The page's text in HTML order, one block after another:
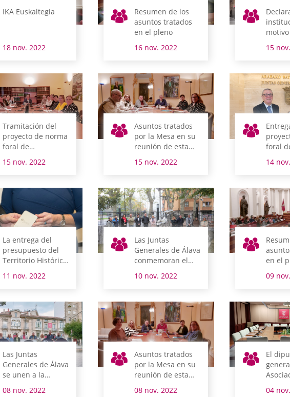
IKA Euskaltegia
18 nov. 2022
Resumen de los
asuntos tratados
en el pleno
16 nov. 2022
15
Tramitación del
proyecto de norma
foral de
Territorio Histórico
15 nov. 2022
Asuntos tratados
por la Mesa en su
reunión de esta
15 nov. 2022
foral
14
La entrega del
presupuesto del
Territorio Histórico
que viene su
parlamentaria
11 nov. 2022
Las Juntas
Generales de Álava
conmemoran el
10 nov. 2022
en el
09
Las Juntas
Generales de Álava
se unen a la
08 nov. 2022
Asuntos tratados
por la Mesa en su
reunión de esta
08 nov. 2022
El
04